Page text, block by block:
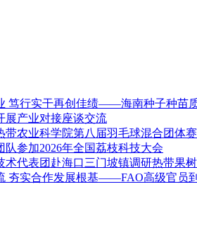
笃行实干再创佳绩——海南种子种苗
展产业对接座谈交流
带农业科学院第八届羽毛球混合团体
队参加2026年全国荔枝科技大会
术代表团赴海口三门坡镇调研热带果
夯实合作发展根基——FAO高级官员